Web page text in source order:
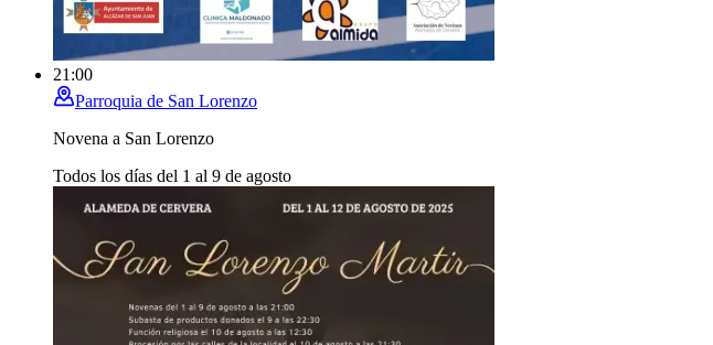
21:00
Parroquia de San Lorenzo
Novena a San Lorenzo
Todos los días del 1 al 9 de agosto